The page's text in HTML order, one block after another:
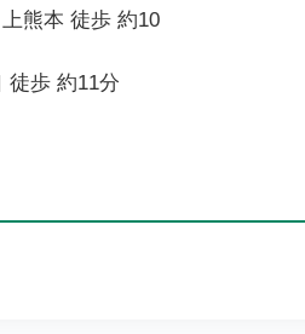
熊本 徒歩 約10
徒歩 約11分